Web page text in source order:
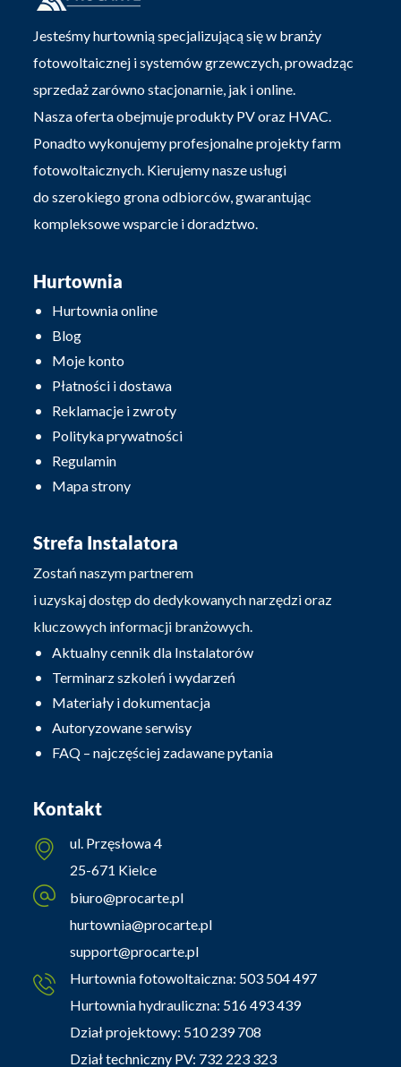
Jesteśmy hurtownią specjalizującą się w branży
fotowoltaicznej i systemów grzewczych, prowadząc
sprzedaż zarówno stacjonarnie, jak i online.
Nasza oferta obejmuje produkty PV oraz HVAC.
Ponadto wykonujemy profesjonalne projekty farm
fotowoltaicznych. Kierujemy nasze usługi
do szerokiego grona odbiorców, gwarantując
kompleksowe wsparcie i doradztwo.
Hurtownia
Hurtownia online
Blog
Moje konto
Płatności i dostawa
Reklamacje i zwroty
Polityka prywatności
Regulamin
Mapa strony
Strefa Instalatora
Zostań naszym partnerem
i uzyskaj dostęp do dedykowanych narzędzi oraz
kluczowych informacji branżowych.
Aktualny cennik dla Instalatorów
Terminarz szkoleń i wydarzeń
Materiały i dokumentacja
Autoryzowane serwisy
FAQ – najczęściej zadawane pytania
Kontakt
ul. Przęsłowa 4
25-671 Kielce
biuro@procarte.pl
hurtownia@procarte.pl
support@procarte.pl
Hurtownia fotowoltaiczna: 503 504 497
Hurtownia hydrauliczna: 516 493 439
Dział projektowy: 510 239 708
Dział techniczny PV: 732 223 323